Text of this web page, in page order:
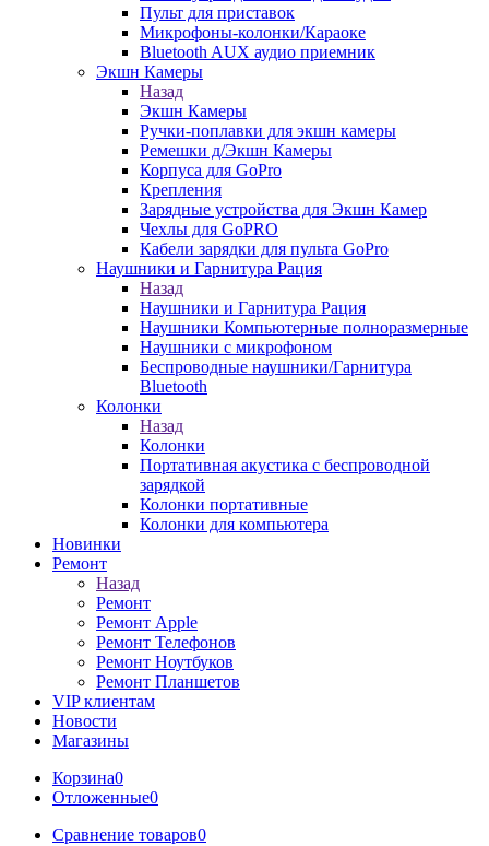
Пульт для приставок
Микрофоны-колонки/Караоке
Bluetooth AUX аудио приемник
Экшн Камеры
Назад
Экшн Камеры
Ручки-поплавки для экшн камеры
Ремешки д/Экшн Камеры
Корпуса для GoPro
Крепления
Зарядные устройства для Экшн Камер
Чехлы для GoPRO
Кабели зарядки для пульта GoPro
Наушники и Гарнитура Рация
Назад
Наушники и Гарнитура Рация
Наушники Компьютерные полноразмерные
Наушники с микрофоном
Беспроводные наушники/Гарнитура
Bluetooth
Колонки
Назад
Колонки
Портативная акустика с беспроводной
зарядкой
Колонки портативные
Колонки для компьютера
Новинки
Ремонт
Назад
Ремонт
Ремонт Apple
Ремонт Телефонов
Ремонт Ноутбуков
Ремонт Планшетов
VIP клиентам
Новости
Магазины
Корзина0
Отложенные0
Сравнение товаров0